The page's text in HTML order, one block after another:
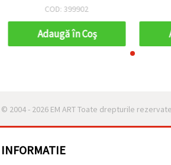
COD: 399902
Adaugă în Coş
© 2004 - 2026 EM ART Toate drepturile
INFORMATIE